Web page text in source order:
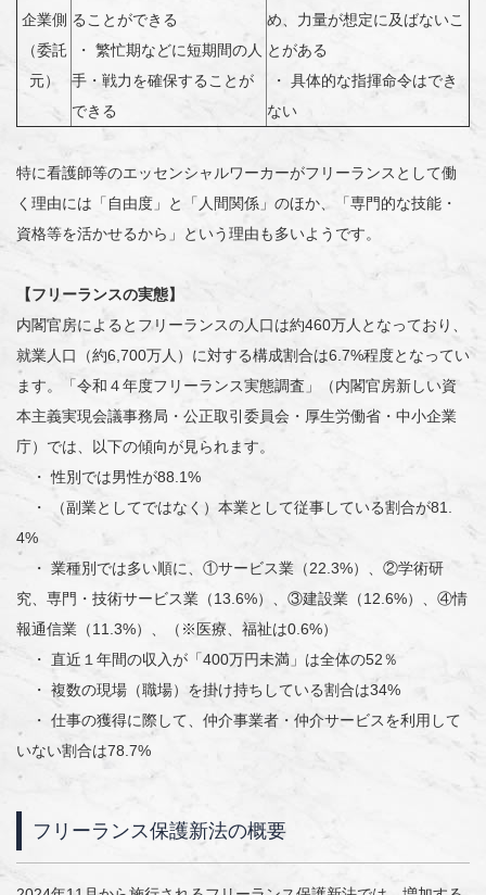
企業側
（委託
元）
ることができる
・ 繁忙期などに短期間の人
手・戦力を確保することが
できる
め、力量が想定に及ばないこ
とがある
・ 具体的な指揮命令はでき
ない
特に看護師等のエッセンシャルワーカーがフリーランスとして働
く理由には「自由度」と「人間関係」のほか、「専門的な技能・
資格等を活かせるから」という理由も多いようです。
【フリーランスの実態】
内閣官房によるとフリーランスの人口は約460万人となっており、
就業人口（約6,700万人）に対する構成割合は6.7%程度となってい
ます。「令和４年度フリーランス実態調査」（内閣官房新しい資
本主義実現会議事務局・公正取引委員会・厚生労働省・中小企業
庁）では、以下の傾向が見られます。
・ 性別では男性が88.1%
・ （副業としてではなく）本業として従事している割合が81.
4%
・ 業種別では多い順に、①サービス業（22.3%）、②学術研
究、専門・技術サービス業（13.6%）、③建設業（12.6%）、④情
報通信業（11.3%）、（※医療、福祉は0.6%）
・ 直近１年間の収入が「400万円未満」は全体の52％
・ 複数の現場（職場）を掛け持ちしている割合は34%
・ 仕事の獲得に際して、仲介事業者・仲介サービスを利用して
いない割合は78.7%
フリーランス保護新法の概要